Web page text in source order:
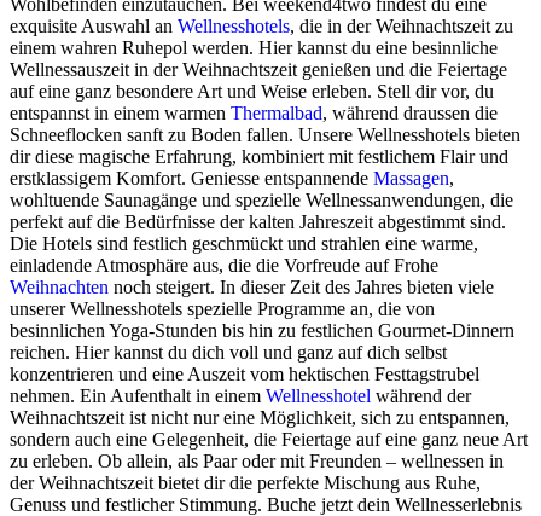
Wohlbefinden einzutauchen. Bei weekend4two findest du eine
exquisite Auswahl an Wellnesshotels, die in der Weihnachtszeit zu
einem wahren Ruhepol werden. Hier kannst du eine besinnliche
Wellnessauszeit in der Weihnachtszeit genießen und die Feiertage
auf eine ganz besondere Art und Weise erleben. Stell dir vor, du
entspannst in einem warmen Thermalbad, während draussen die
Schneeflocken sanft zu Boden fallen. Unsere Wellnesshotels bieten
dir diese magische Erfahrung, kombiniert mit festlichem Flair und
erstklassigem Komfort. Geniesse entspannende Massagen,
wohltuende Saunagänge und spezielle Wellnessanwendungen, die
perfekt auf die Bedürfnisse der kalten Jahreszeit abgestimmt sind.
Die Hotels sind festlich geschmückt und strahlen eine warme,
einladende Atmosphäre aus, die die Vorfreude auf Frohe
Weihnachten noch steigert. In dieser Zeit des Jahres bieten viele
unserer Wellnesshotels spezielle Programme an, die von
besinnlichen Yoga-Stunden bis hin zu festlichen Gourmet-Dinnern
reichen. Hier kannst du dich voll und ganz auf dich selbst
konzentrieren und eine Auszeit vom hektischen Festtagstrubel
nehmen. Ein Aufenthalt in einem Wellnesshotel während der
Weihnachtszeit ist nicht nur eine Möglichkeit, sich zu entspannen,
sondern auch eine Gelegenheit, die Feiertage auf eine ganz neue Art
zu erleben. Ob allein, als Paar oder mit Freunden – wellnessen in
der Weihnachtszeit bietet dir die perfekte Mischung aus Ruhe,
Genuss und festlicher Stimmung. Buche jetzt dein Wellnesserlebnis